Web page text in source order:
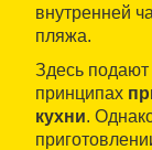
внутренней
пляжа.
Здесь
принципах
кухни.